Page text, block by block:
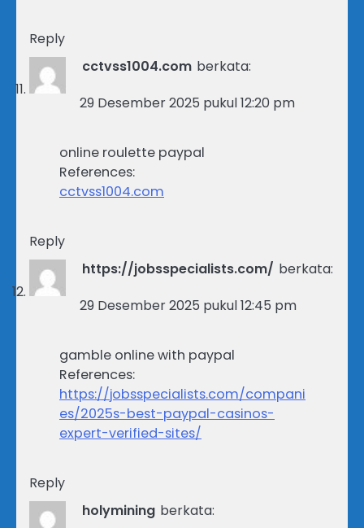
Reply
cctvss1004.com berkata:
29 Desember 2025 pukul 12:20 pm
online roulette paypal
References:
cctvss1004.com
Reply
https://jobsspecialists.com/ berkata:
29 Desember 2025 pukul 12:45 pm
gamble online with paypal
References:
https://jobsspecialists.com/compani
es/2025s-best-paypal-casinos-
expert-verified-sites/
Reply
holymining berkata: